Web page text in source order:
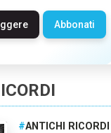
Abbonati
#ANTICHI RICORDI